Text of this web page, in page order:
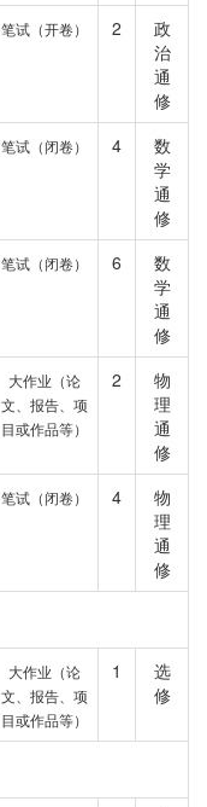
笔试（开卷） 2
政
治
通
修
笔试（闭卷） 4
数
学
通
修
笔试（闭卷） 6
数
学
通
修
大作业（论
文、报告、项
目或作品等）
2
物
理
通
修
笔试（闭卷） 4
物
理
通
修
大作业（论
文、报告、项
目或作品等）
1
选
修